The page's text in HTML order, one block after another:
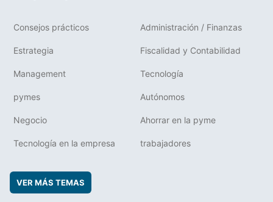
Consejos prácticos Administración / Finanzas
Estrategia Fiscalidad y Contabilidad
Management Tecnología
pymes Autónomos
Negocio Ahorrar en la pyme
Tecnología en la empresa trabajadores
VER MÁS TEMAS